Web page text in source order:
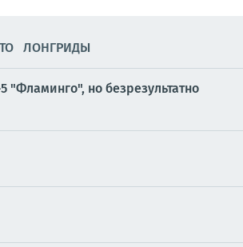
ЛОНГРИДЫ
"Фламинго", но безрезультатно